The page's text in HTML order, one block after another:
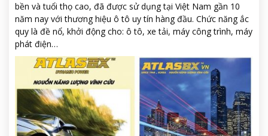
bền và tuổi thọ cao, đã được sử dụng tại Việt Nam gần 10
năm nay với thương hiệu ô tô uy tín hàng đầu. Chức năng ắc
quy là đề nổ, khởi động cho: ô tô, xe tải, máy công trình, máy
phát điện…